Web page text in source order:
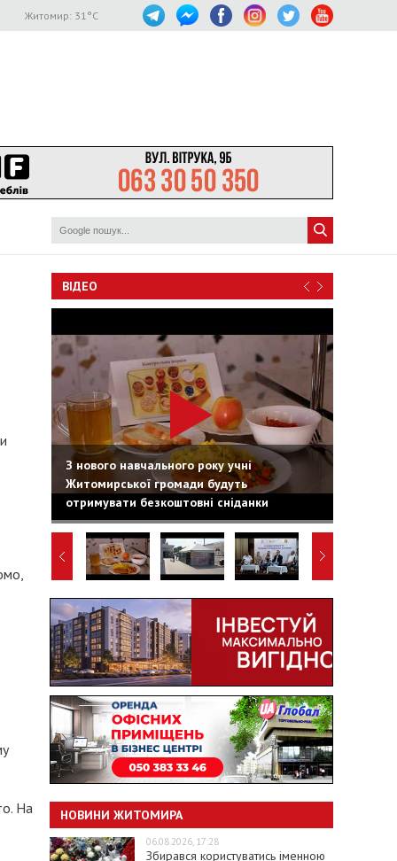
Житомир: 31°C
На
ВІДЕО
З нового навчального року учні
Житомирської громади будуть
отримувати безкоштовні сніданки
НОВИНИ ЖИТОМИРА
06.08.2026, 17:28
Збирався користуватись іменною